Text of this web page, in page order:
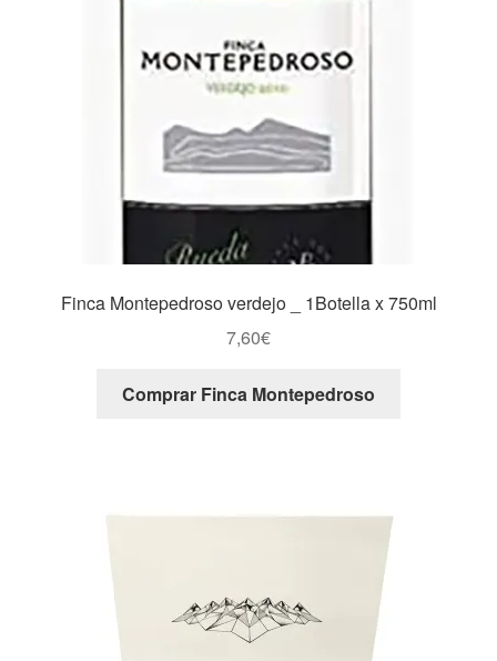
Finca Montepedroso verdejo _ 1Botella x 750ml
7,60€
Comprar Finca Montepedroso